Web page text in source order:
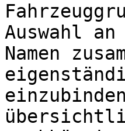
Auswahl an
Namen